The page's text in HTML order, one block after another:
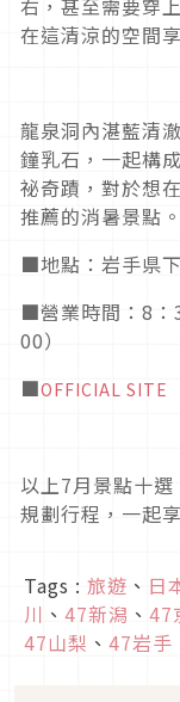
在這清涼的空間
龍泉洞內湛藍清
鐘乳石，一起構
祕奇蹟，對於想
推薦的消暑景點。
■地點：岩手県
■營業時間：8：
00）
■OFFICIAL SITE
以上7月景點十
規劃行程，一起
Tags : 旅遊 、 日
川 、 47新潟 、 47
47山梨 、 47岩手